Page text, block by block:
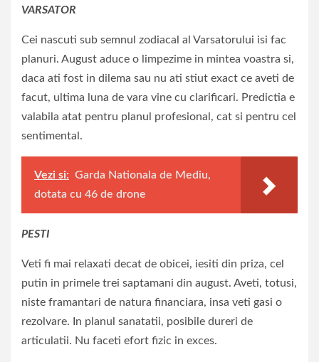
VARSATOR
Cei nascuti sub semnul zodiacal al Varsatorului isi fac
planuri. August aduce o limpezime in mintea voastra si,
daca ati fost in dilema sau nu ati stiut exact ce aveti de
facut, ultima luna de vara vine cu clarificari. Predictia e
valabila atat pentru planul profesional, cat si pentru cel
sentimental.
Vezi si: Garda Nationala de Mediu,
dotata cu 46 de drone
PESTI
Veti fi mai relaxati decat de obicei, iesiti din priza, cel
putin in primele trei saptamani din august. Aveti, totusi,
niste framantari de natura financiara, insa veti gasi o
rezolvare. In planul sanatatii, posibile dureri de
articulatii. Nu faceti efort fizic in exces.